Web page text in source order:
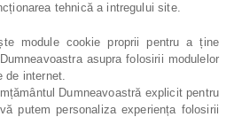
tehnică a intregului site.
module cookie proprii pentru a ține
asupra folosirii modulelor
de internet.
Dumneavoastră explicit pentru
putem personaliza experiența folosirii